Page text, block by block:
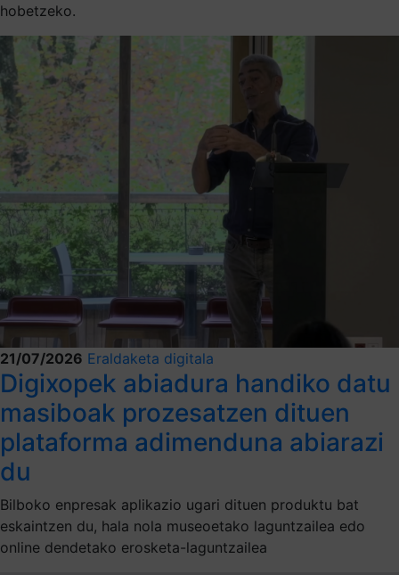
hobetzeko.
21/07/2026 Eraldaketa digitala
Digixopek abiadura handiko datu
masiboak prozesatzen dituen
plataforma adimenduna abiarazi
du
Bilboko enpresak aplikazio ugari dituen produktu bat
eskaintzen du, hala nola museoetako laguntzailea edo
online dendetako erosketa-laguntzailea